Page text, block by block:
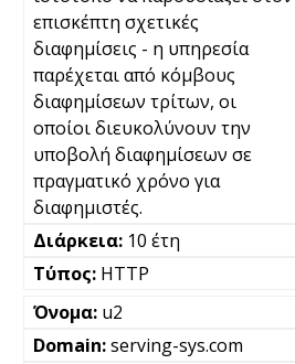
επισκέπτη σχετικές
διαφημίσεις - η υπηρεσία
παρέχεται από κόμβους
διαφημίσεων τρίτων, οι
οποίοι διευκολύνουν την
υποβολή διαφημίσεων σε
πραγματικό χρόνο για
διαφημιστές.
10 έτη
HTTP
u2
serving-sys.com